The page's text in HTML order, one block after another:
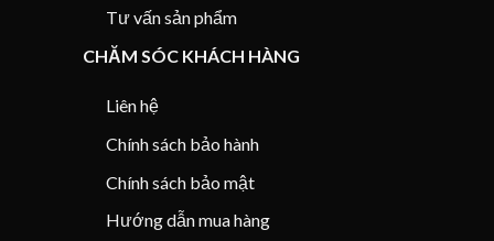
Tư vấn sản phẩm
CHĂM SÓC KHÁCH HÀNG
Liên hệ
Chính sách bảo hành
Chính sách bảo mật
Hướng dẫn mua hàng